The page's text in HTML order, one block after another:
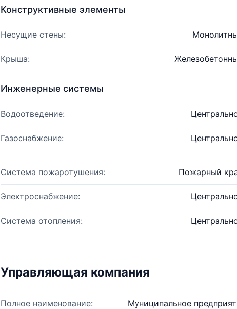
Конструктивные элементы
Несущие стены:
Крыша:
Инженерные системы
Водоотведение:
Газоснабжение:
Система пожаротушения: Пожарный
Электроснабжение:
Система отопления:
Управляющая компания
Полное наименование: Муниципальное